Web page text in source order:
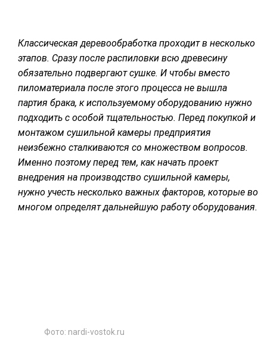
МЕБЕЛЬНОЕ ПРОИЗВОДСТВО
Классическая деревообработка проходит в несколько
этапов. Сразу после распиловки всю древесину
обязательно подвергают сушке. И чтобы вместо
пиломатериала после этого процесса не вышла
партия брака, к используемому оборудованию нужно
подходить с особой тщательностью. Перед покупкой и
монтажом сушильной камеры предприятия
неизбежно сталкиваются со множеством вопросов.
Именно поэтому перед тем, как начать проект
внедрения на производство сушильной камеры,
нужно учесть несколько важных факторов, которые во
многом определят дальнейшую работу оборудования.
Фото: nardi-vostok.ru